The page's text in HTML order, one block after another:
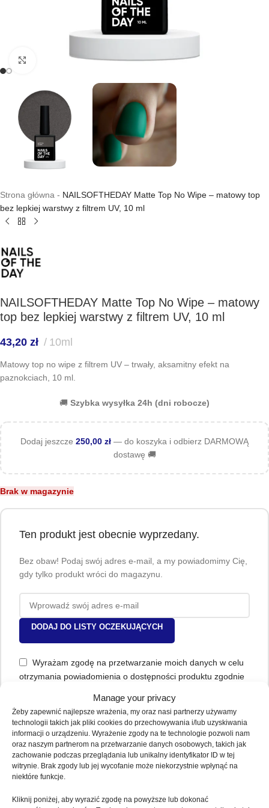
Manage your privacy
Żeby zapewnić najlepsze wrażenia, my oraz nasi partnerzy używamy
technologii takich jak pliki cookies do przechowywania i/lub uzyskiwania
informacji o urządzeniu. Wyrażenie zgody na te technologie pozwoli nam
oraz naszym partnerom na przetwarzanie danych osobowych, takich jak
zachowanie podczas przeglądania lub unikalny identyfikator ID w tej
witrynie. Brak zgody lub jej wycofanie może niekorzystnie wpłynąć na
niektóre funkcje.
Kliknij poniżej, aby wyrazić zgodę na powyższe lub dokonać
Kliknij, aby powiększyć
Strona główna - NAILSOFTHEDAY Matte Top No Wipe – matowy top
bez lepkiej warstwy z filtrem UV, 10 ml
NAILSOFTHEDAY Matte Top No Wipe – matowy
top bez lepkiej warstwy z filtrem UV, 10 ml
43,20 zł 10ml
Matowy top no wipe z filtrem UV – trwały, aksamitny efekt na
paznokciach, 10 ml.
🚚 Szybka wysyłka 24h (dni robocze)
Dodaj jeszcze 250,00 zł — do koszyka i odbierz DARMOWĄ
dostawę 🚚
Brak w magazynie
Ten produkt jest obecnie wyprzedany.
Bez obaw! Podaj swój adres e-mail, a my powiadomimy Cię,
gdy tylko produkt wróci do magazynu.
DODAJ DO LISTY OCZEKUJĄCYCH
Wyrażam zgodę na przetwarzanie moich danych w celu
otrzymania powiadomienia o dostępności produktu zgodnie
🔒 Bezpieczne płatności: Przelewy24, BLIK, Visa, Mastercard, PayPal,
Klarna 🚚 Dostawa InPost lub odbiór osobisty w Legnicy ↩️ Zwrot do 14
dni bez problemu